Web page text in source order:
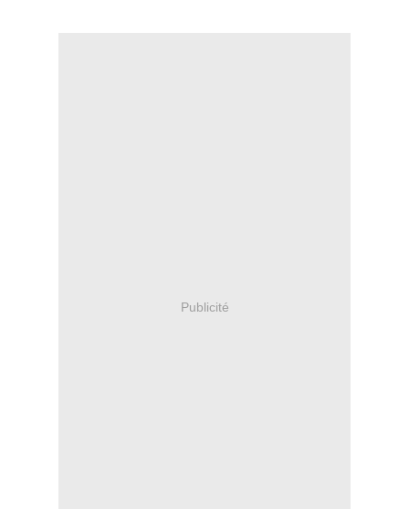
Publicité